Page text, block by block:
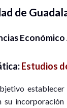
de
Estudios